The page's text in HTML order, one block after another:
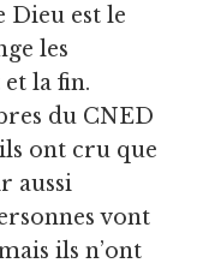
Dieu est le
les
la fin.
du CNED
ont cru que
aussi
vont
ils n’ont